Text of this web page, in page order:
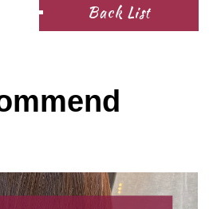
Back List